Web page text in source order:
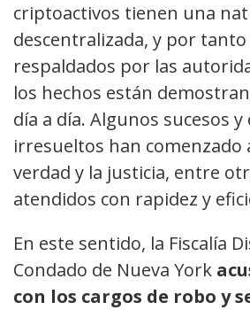
criptoactivos tienen una
descentralizada, y por
respaldados por las
los hechos están
día a día. Algunos sucesos y
irresueltos han comenzado
verdad y la justicia, entre
atendidos con rapidez y
En este sentido, la Fiscalía
Condado de Nueva York
con los cargos de robo y